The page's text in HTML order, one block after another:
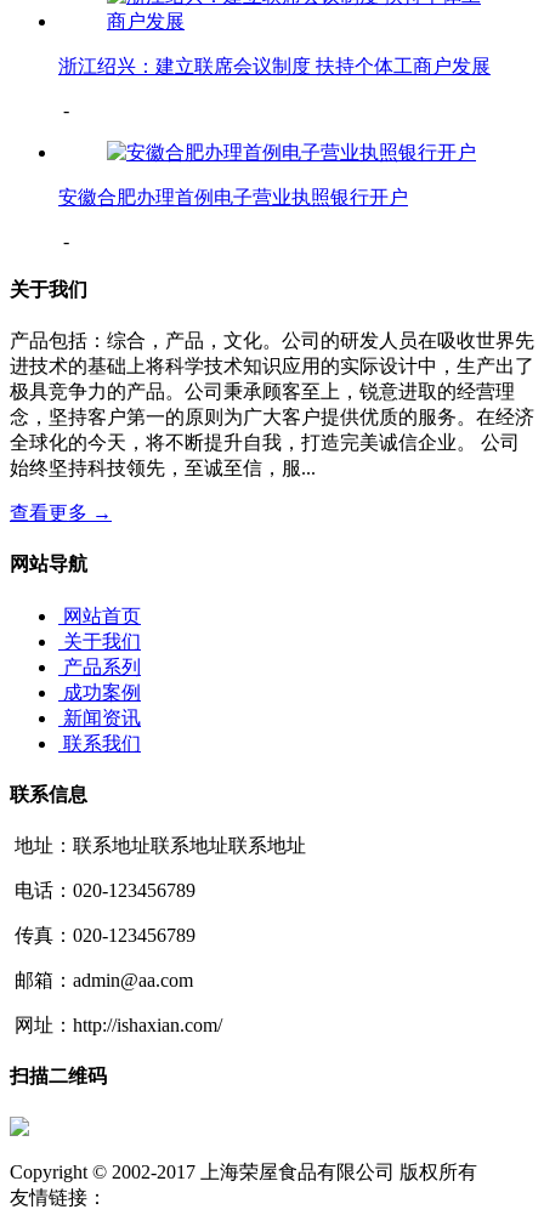
浙江绍兴：建立联席会议制度 扶持个体工商户发展
-
安徽合肥办理首例电子营业执照银行开户
-
关于我们
产品包括：综合，产品，文化。公司的研发人员在吸收世界先
进技术的基础上将科学技术知识应用的实际设计中，生产出了
极具竞争力的产品。公司秉承顾客至上，锐意进取的经营理
念，坚持客户第一的原则为广大客户提供优质的服务。在经济
全球化的今天，将不断提升自我，打造完美诚信企业。 公司
始终坚持科技领先，至诚至信，服...
查看更多 →
网站导航
网站首页
关于我们
产品系列
成功案例
新闻资讯
联系我们
联系信息
地址：联系地址联系地址联系地址
电话：020-123456789
传真：020-123456789
邮箱：admin@aa.com
网址：http://ishaxian.com/
扫描二维码
Copyright © 2002-2017 上海荣屋食品有限公司 版权所有
友情链接：